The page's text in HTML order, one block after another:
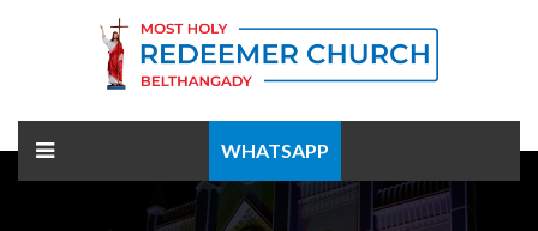
WHATSAPP